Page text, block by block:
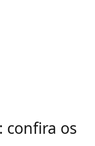
confira os